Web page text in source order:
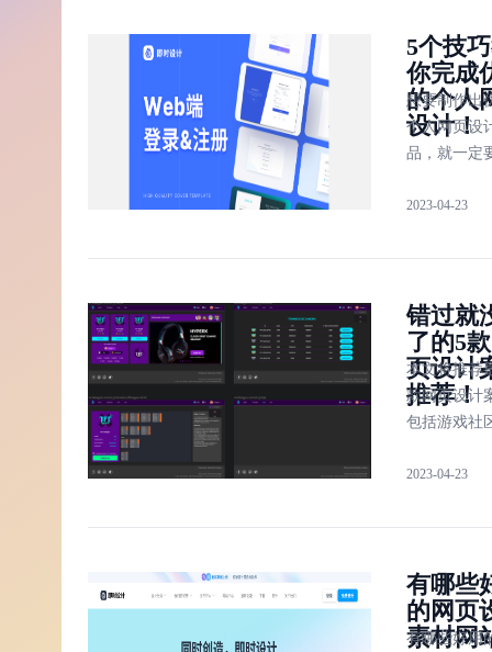
用。
5个技
你完成
的个人
设计！
想要制作出
个人网页设
品，就一定
告诉大家5
页设计作品
2023-04-23
错过就
了的5
页设计
推荐！
本文将推荐
款网页设计
包括游戏社
具、高级感
以帮助设计
风格并获得
2023-04-23
有哪些
的网页
素材网
有哪些好用